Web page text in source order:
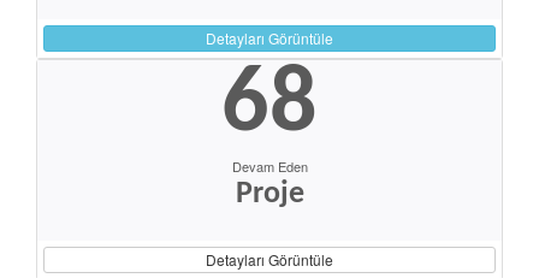
Detayları Görüntüle
68
Devam Eden
Proje
Detayları Görüntüle